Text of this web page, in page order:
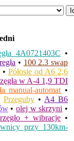
4A0721403C •
• 100 2.3 swap
• Półosie od A6 2,6
w A-4 1,9 TDI
manual-automat •
Przeguby• A4 B6
•olej w skrzyni •
+ wibracje •
przy 130km-